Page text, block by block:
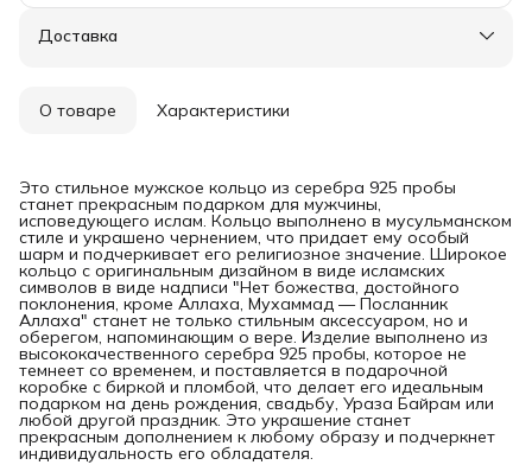
Доставка
О товаре Характеристики
Это стильное мужское кольцо из серебра 925 пробы
станет прекрасным подарком для мужчины,
исповедующего ислам. Кольцо выполнено в мусульманском
стиле и украшено чернением, что придает ему особый
шарм и подчеркивает его религиозное значение. Широкое
кольцо с оригинальным дизайном в виде исламских
символов в виде надписи "Нет божества, достойного
поклонения, кроме Аллаха, Мухаммад — Посланник
Аллаха" станет не только стильным аксессуаром, но и
оберегом, напоминающим о вере. Изделие выполнено из
высококачественного серебра 925 пробы, которое не
темнеет со временем, и поставляется в подарочной
коробке с биркой и пломбой, что делает его идеальным
подарком на день рождения, свадьбу, Ураза Байрам или
любой другой праздник. Это украшение станет
прекрасным дополнением к любому образу и подчеркнет
индивидуальность его обладателя.